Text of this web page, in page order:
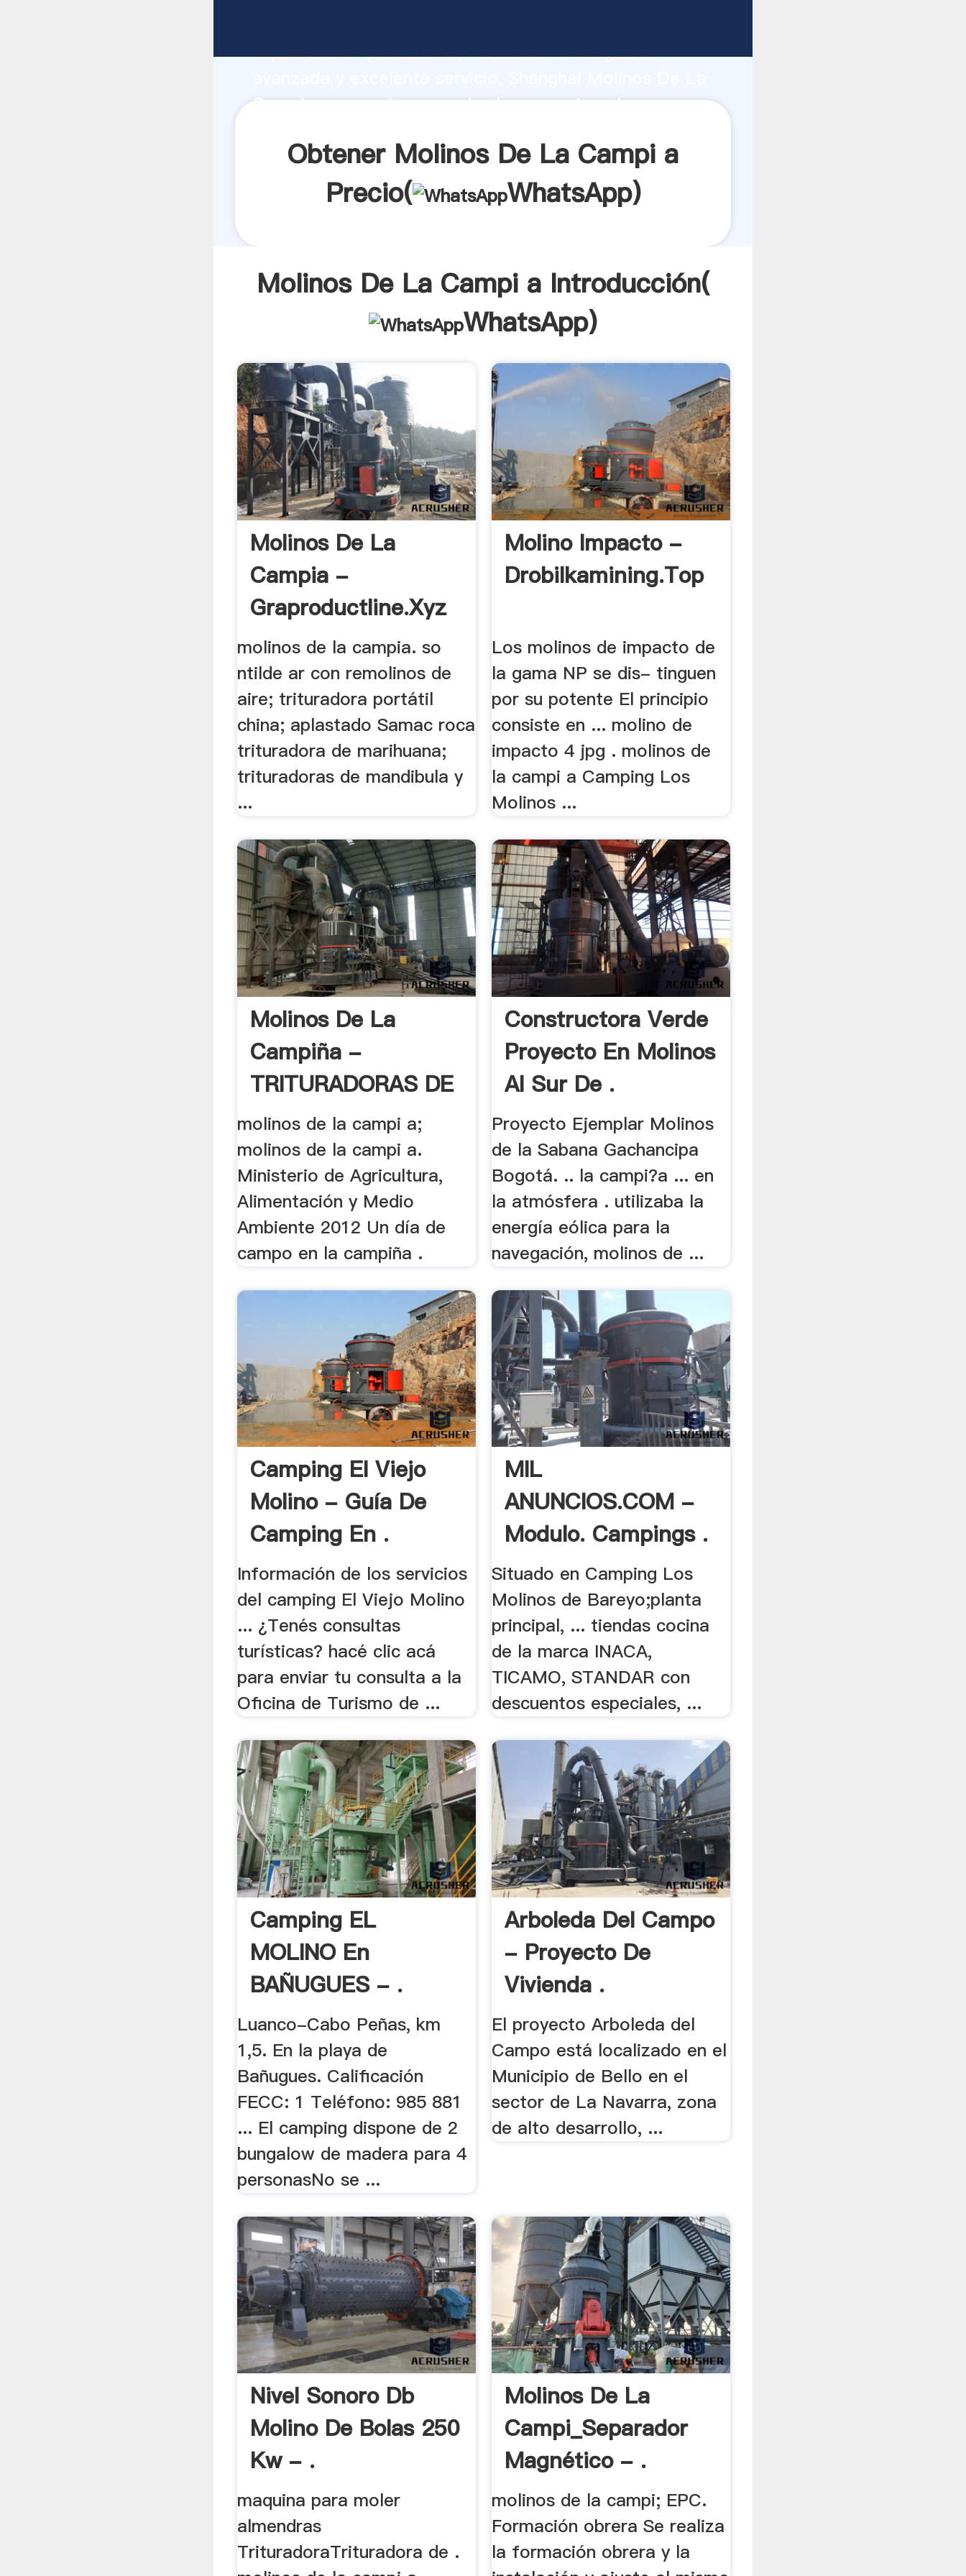
capacidad de producción, fuerza de investigación
Campi a proveedor crea el valor y aporta valores a
Obtener Molinos De La Campi a
Precio(
WhatsApp)
Molinos De La Campi a Introducción(
WhatsApp)
Molinos De La
Campia -
Graproductline.xyz
molinos de la campia. so
ntilde ar con remolinos de
aire; trituradora portátil
china; aplastado Samac roca
trituradora de marihuana;
trituradoras de mandibula y
...
Molino Impacto -
Drobilkamining.top
Los molinos de impacto de
la gama NP se dis- tinguen
por su potente El principio
consiste en ... molino de
impacto 4 jpg . molinos de
la campi a Camping Los
Molinos ...
Molinos De La
Campiña -
TRITURADORAS DE
.
molinos de la campi a;
molinos de la campi a.
Ministerio de Agricultura,
Alimentación y Medio
Ambiente 2012 Un día de
campo en la campiña .
Constructora Verde
Proyecto En Molinos
Al Sur De .
Proyecto Ejemplar Molinos
de la Sabana Gachancipa
Bogotá. .. la campi?a ... en
la atmósfera . utilizaba la
energía eólica para la
navegación, molinos de ...
Camping El Viejo
Molino - Guía De
Camping En .
Información de los servicios
del camping El Viejo Molino
... ¿Tenés consultas
turísticas? hacé clic acá
para enviar tu consulta a la
Oficina de Turismo de ...
MIL
ANUNCIOS.COM -
Modulo. Campings .
Situado en Camping Los
Molinos de Bareyo;planta
principal, ... tiendas cocina
de la marca INACA,
TICAMO, STANDAR con
descuentos especiales, ...
Camping EL
MOLINO En
BAÑUGUES - .
Luanco-Cabo Peñas, km
1,5. En la playa de
Bañugues. Calificación
FECC: 1 Teléfono: 985 881
... El camping dispone de 2
bungalow de madera para 4
personasNo se ...
Arboleda Del Campo
- Proyecto De
Vivienda .
El proyecto Arboleda del
Campo está localizado en el
Municipio de Bello en el
sector de La Navarra, zona
de alto desarrollo, ...
Nivel Sonoro Db
Molino De Bolas 250
Kw - .
maquina para moler
almendras
TrituradoraTrituradora de .
Molinos De La
Campi_Separador
Magnético - .
molinos de la campi; EPC.
Formación obrera Se realiza
la formación obrera y la